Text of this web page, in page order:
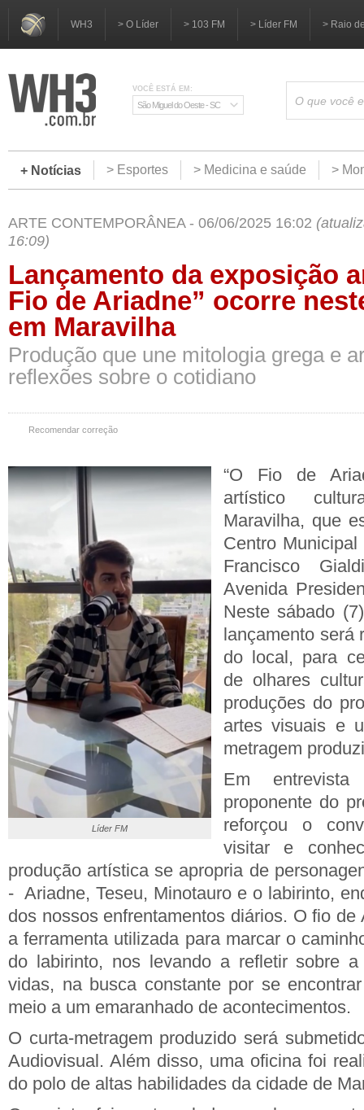
WH3 > O Líder > 103 FM > Líder FM > Raio
VOCÊ ESTÁ EM:
São Miguel do Oeste - SC
+ Notícias > Esportes > Medicina e saúde >
ARTE CONTEMPORÂNEA - 06/06/2025 16:02
16:09)
Lançamento da exposição
Fio de Ariadne” ocorre
em Maravilha
Produção que une mitologia grega e
reflexões sobre o cotidiano
Recomendar correção
Líder FM
“O Fio de
artístico
Maravilha, que
Centro
Francisco
Avenida
Neste sábado
lançamento será
do local, para
de olhares
produções do
artes visuais e
metragem
Em
proponente do
reforçou o
visitar e
produção artística se apropria de
- Ariadne, Teseu, Minotauro e o labirinto,
dos nossos enfrentamentos diários. O fio de
a ferramenta utilizada para marcar o
do labirinto, nos levando a refletir sobre
vidas, na busca constante por se
meio a um emaranhado de acontecimentos.
O curta-metragem produzido será
Audiovisual. Além disso, uma oficina foi
do polo de altas habilidades da cidade de